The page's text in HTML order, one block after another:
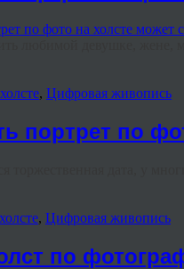
, Цифровая живопись
портрет по
, Цифровая живопись
по